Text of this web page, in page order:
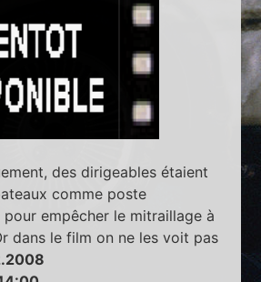
des dirigeables étaient
comme poste
empêcher le mitraillage à
dans le film on ne les voit pas